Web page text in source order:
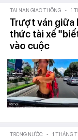
TAI NẠN GIAO THÔNG - 1
Trượt ván giữa
thức tài xế
vào cuộc
TRONG NƯỚC - 1 THÁNG